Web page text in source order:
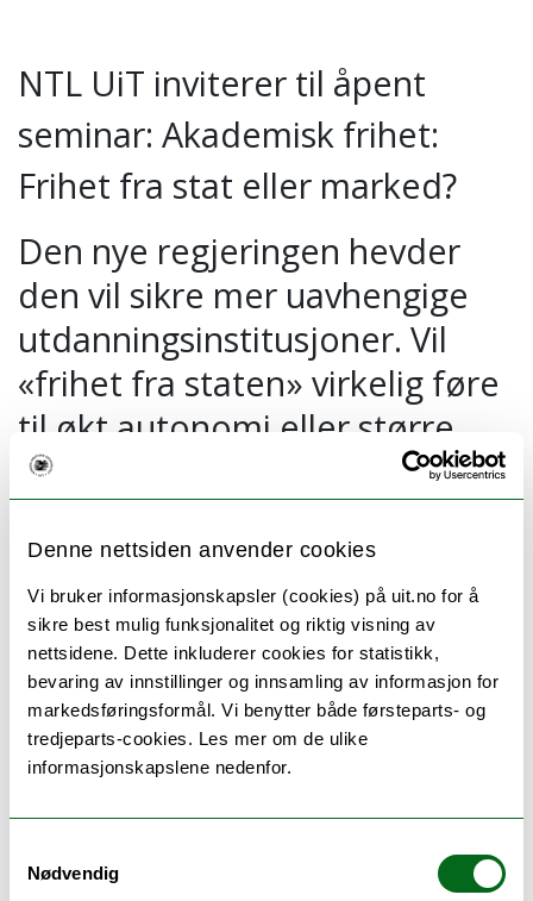
Denne nettsiden anvender cookies
Vi bruker informasjonskapsler (cookies) på uit.no for å
sikre best mulig funksjonalitet og riktig visning av
nettsidene. Dette inkluderer cookies for statistikk,
bevaring av innstillinger og innsamling av informasjon for
markedsføringsformål. Vi benytter både førsteparts- og
tredjeparts-cookies. Les mer om de ulike
informasjonskapslene nedenfor.
Nødvendig
NTL UiT inviterer til åpent
seminar: Akademisk frihet:
Frihet fra stat eller marked?
Den nye regjeringen hevder
den vil sikre mer uavhengige
utdanningsinstitusjoner. Vil
«frihet fra staten» virkelig føre
til økt autonomi eller større
avhengighet av
markedskreftene? Hva vil økt
næringslivssamarbeid medføre
når det gjelder faglig
autonomi? Er de «frie
forskningsmidlene» egentlig så
frie?
NTL UiT arrangerer åpent forskningspolitisk
seminar fredag 16. mars, klokka 10.15-12.00.